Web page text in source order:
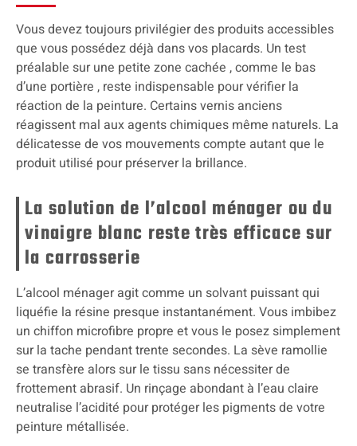
Vous devez toujours privilégier des produits accessibles
que vous possédez déjà dans vos placards. Un test
préalable sur une petite zone cachée , comme le bas
d’une portière , reste indispensable pour vérifier la
réaction de la peinture. Certains vernis anciens
réagissent mal aux agents chimiques même naturels. La
délicatesse de vos mouvements compte autant que le
produit utilisé pour préserver la brillance.
La solution de l’alcool ménager ou du
vinaigre blanc reste très efficace sur
la carrosserie
L’alcool ménager agit comme un solvant puissant qui
liquéfie la résine presque instantanément. Vous imbibez
un chiffon microfibre propre et vous le posez simplement
sur la tache pendant trente secondes. La sève ramollie
se transfère alors sur le tissu sans nécessiter de
frottement abrasif. Un rinçage abondant à l’eau claire
neutralise l’acidité pour protéger les pigments de votre
peinture métallisée.